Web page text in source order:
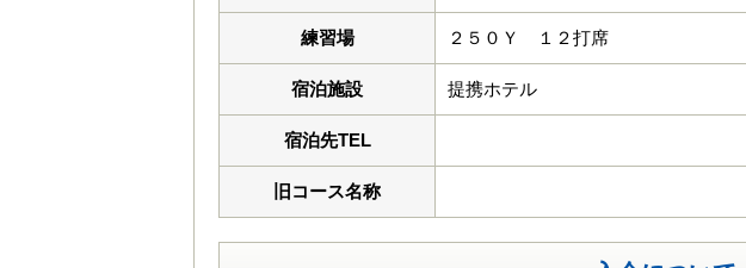
練習場 ２５０Ｙ １２打席
宿泊施設 提携ホテル
宿泊先TEL
旧コース名称